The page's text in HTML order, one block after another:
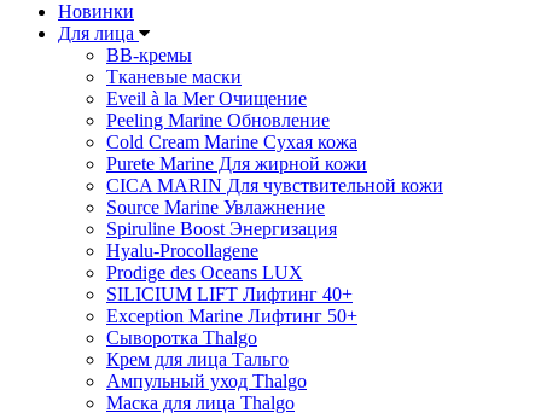
Новинки
Для лица
ВВ-кремы
Тканевые маски
Eveil à la Mer Очищение
Peeling Marine Обновление
Cold Cream Marine Сухая кожа
Purete Marine Для жирной кожи
СICA MARIN Для чувствительной кожи
Source Marine Увлажнение
Spiruline Boost Энергизация
Hyalu-Procollagene
Prodige des Oceans LUX
SILICIUM LIFT Лифтинг 40+
Exception Marine Лифтинг 50+
Cыворотка Thalgo
Крем для лица Тальго
Ампульный уход Thalgo
Маска для лица Thalgo